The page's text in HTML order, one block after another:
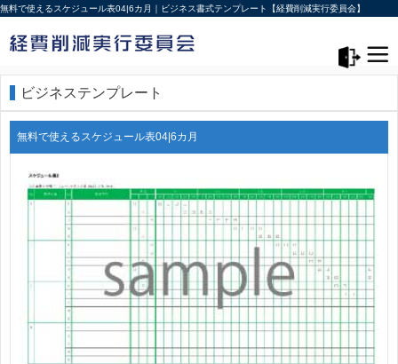
無料で使えるスケジュール表04|6カ月｜ビジネス書式テンプレート【経費削減実行委員会】
ビジネステンプレート
無料で使えるスケジュール表04|6カ月